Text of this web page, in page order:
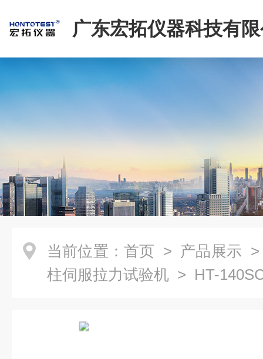
广东宏拓仪器科技有
当前位置： 首页 > 产品展示
柱伺服拉力试验机 > HT-